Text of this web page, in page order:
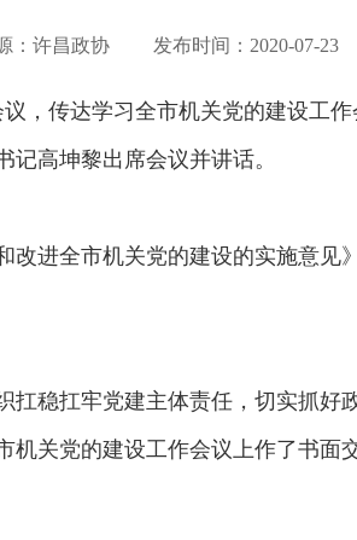
：许昌政协 发布时间： 2020-07-23
，传达学习全市机关党的建设工
高坤黎出席会议并讲话。
改进全市机关党的建设的实施意
扛稳扛牢党建主体责任，切实抓
关党的建设工作会议上作了书面